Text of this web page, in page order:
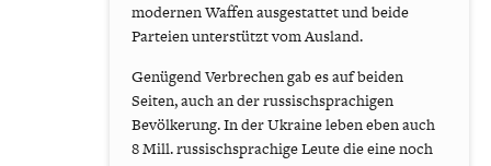
modernen Waffen ausgestattet und beide
Parteien unterstützt vom Ausland.
Genügend Verbrechen gab es auf beiden
Seiten, auch an der russischsprachigen
Bevölkerung. In der Ukraine leben eben auch
8 Mill. russischsprachige Leute die eine noch